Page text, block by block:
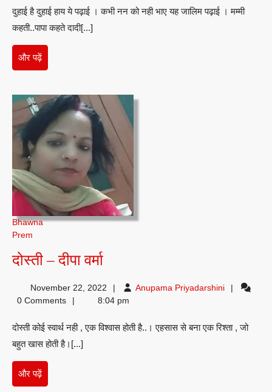
दुहाई है दुहाई हाय ये पढ़ाई । कभी नन को नही भाए यह जालिम पढ़ाई । मम्मी
कहती..पापा कहते दादी[...]
और पढ़ेंऔर
पढ़ें
Bhawna
Prem
दोस्ती – दीपा वर्मादोस्ती
दीपा
November 22, 2022 Anupama PriyadarshiniAnupama
0 Comments 8:04 pm
दोस्ती कोई स्वार्थ नही , एक विश्वास होती है..। एहसास से बना एक रिश्ता , जो
बहुत खास होती है।[...]
और पढ़ेंऔर
पढ़ें